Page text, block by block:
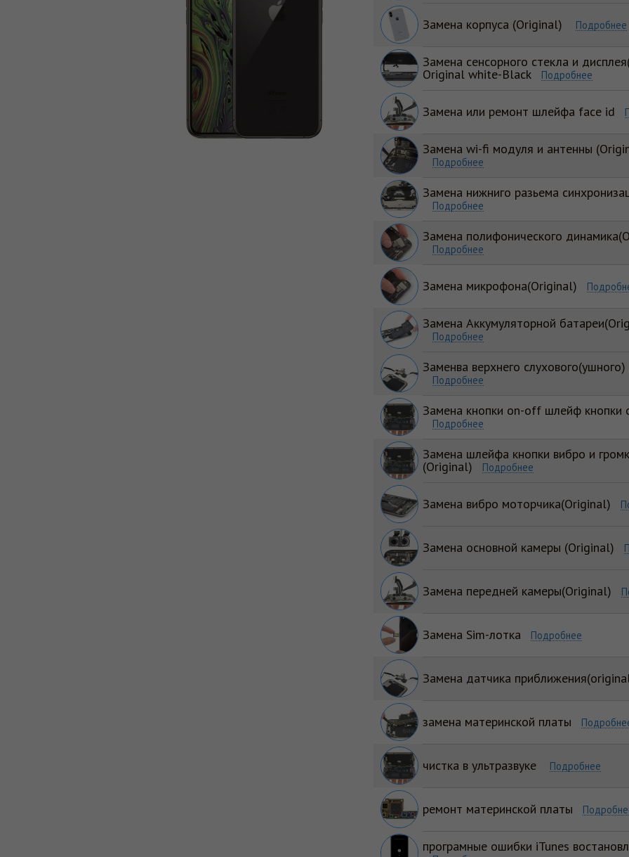
Замена корпуса (Original) Подробнее
Замена сенсорного стекла и
Original white-Black Подробнее
Замена или ремонт шлейфа face id
Замена wi-fi модуля и антенны
Подробнее
Замена нижниго разьема
Подробнее
Замена полифонического
Подробнее
Замена микрофона(Original)
Замена Аккумуляторной
Подробнее
Заменва верхнего
Подробнее
Замена кнопки on-off шлейф
Подробнее
Замена шлейфа кнопки вибро и
(Original) Подробнее
Замена вибро моторчика(Original)
Замена основной камеры (Original)
Замена передней камеры(Original)
Замена Sim-лотка Подробнее
Замена датчика
замена материнской платы
чистка в ультразвуке Подробнее
ремонт материнской платы
програмные ошибки iTunes